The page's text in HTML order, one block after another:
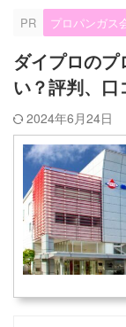
PR
プロパンガス
ダイプロのプ
い？評判、口
2024年6月24日